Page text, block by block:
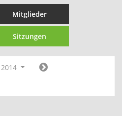
Mitglieder
Sitzungen
2014